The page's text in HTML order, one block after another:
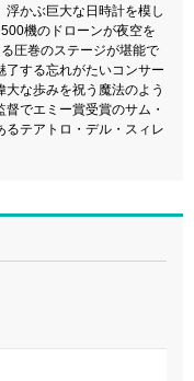
かぶ巨大な日時計を模し
機のドローンが夜空を
圧巻のステージが堪能で
了する忘れがたいコンサー
大な歩みを祝う魔法のよう
でエミー賞受賞のサム・
るテアトロ・デル・スィレ